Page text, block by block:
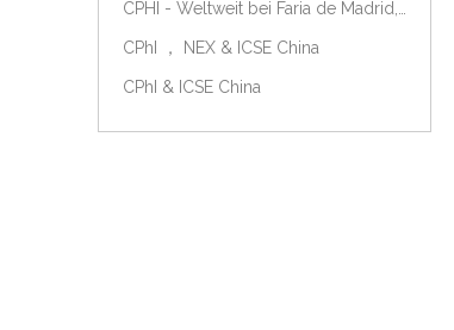
CPhI ， NEX & ICSE China
CPhI & ICSE China